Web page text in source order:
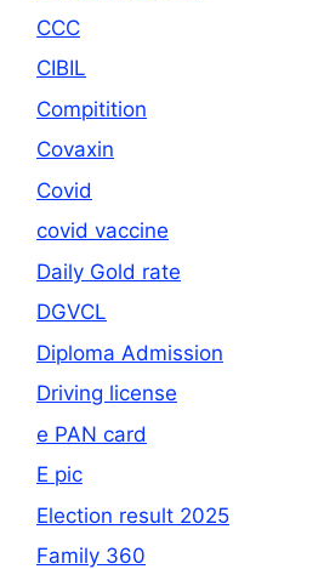
CCC
CIBIL
Compitition
Covaxin
Covid
covid vaccine
Daily Gold rate
DGVCL
Diploma Admission
Driving license
e PAN card
E pic
Election result 2025
Family 360